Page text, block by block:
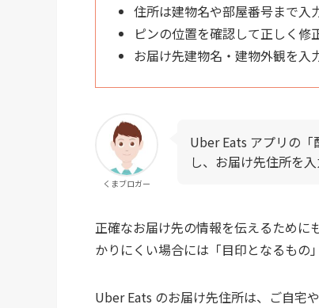
住所は建物名や部屋番号まで入
ピンの位置を確認して正しく修
お届け先建物名・建物外観を入
くまブロガー
Uber Eats アプリの
し、お届け先住所を
正確なお届け先の情報を伝えるために
かりにくい場合には「目印となるもの
Uber Eats のお届け先住所は、ご自宅